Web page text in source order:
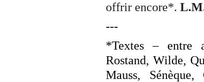
offrir encore*.
---
*Textes – entre
Rostand, Wilde,
Mauss,